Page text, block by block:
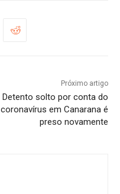
Próximo artigo
Detento solto por conta do
coronavírus em Canarana é
preso novamente